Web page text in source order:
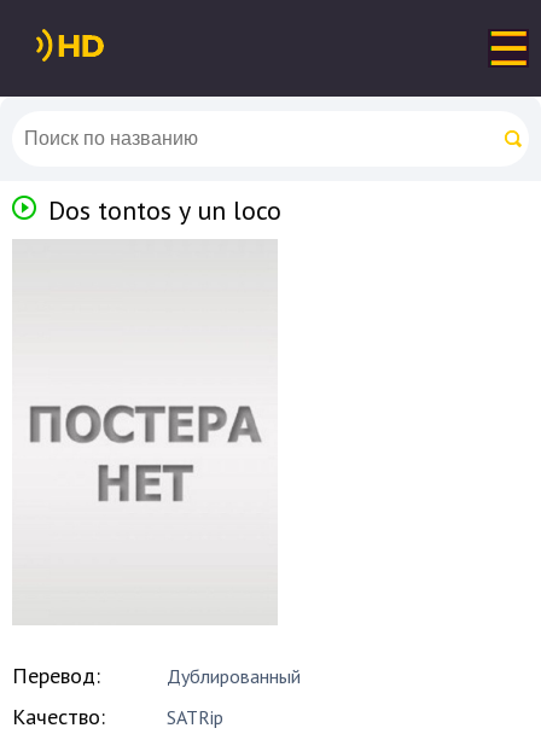
Dos tontos y un loco
Перевод: Дублированный
Качество: SATRip